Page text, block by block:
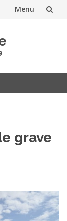
Menu
grave